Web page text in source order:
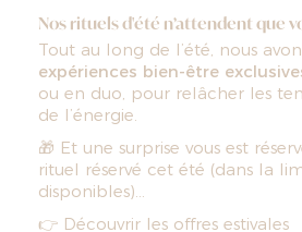
Nos rituels d'été n’attendent que
Tout au long de l’été, nous
expériences bien-être
ou en duo, pour relâcher les
de l’énergie.
🎁 Et une surprise vous est
rituel réservé cet été (dans la
disponibles)…
👉 Découvrir les offres estivales